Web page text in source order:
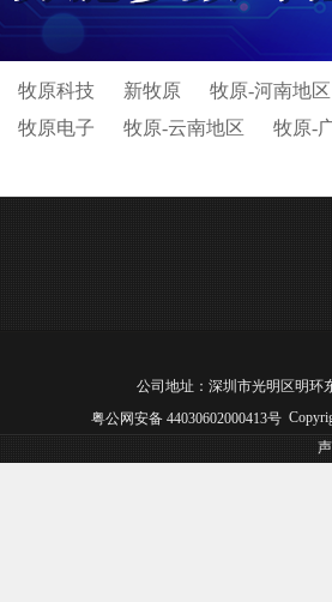
牧原科技 新牧原
牧原-河南地区
牧原电子 牧原-云南地区
牧原-
公司地址：深圳市光明区明环
粤公网安备 44030602000413号